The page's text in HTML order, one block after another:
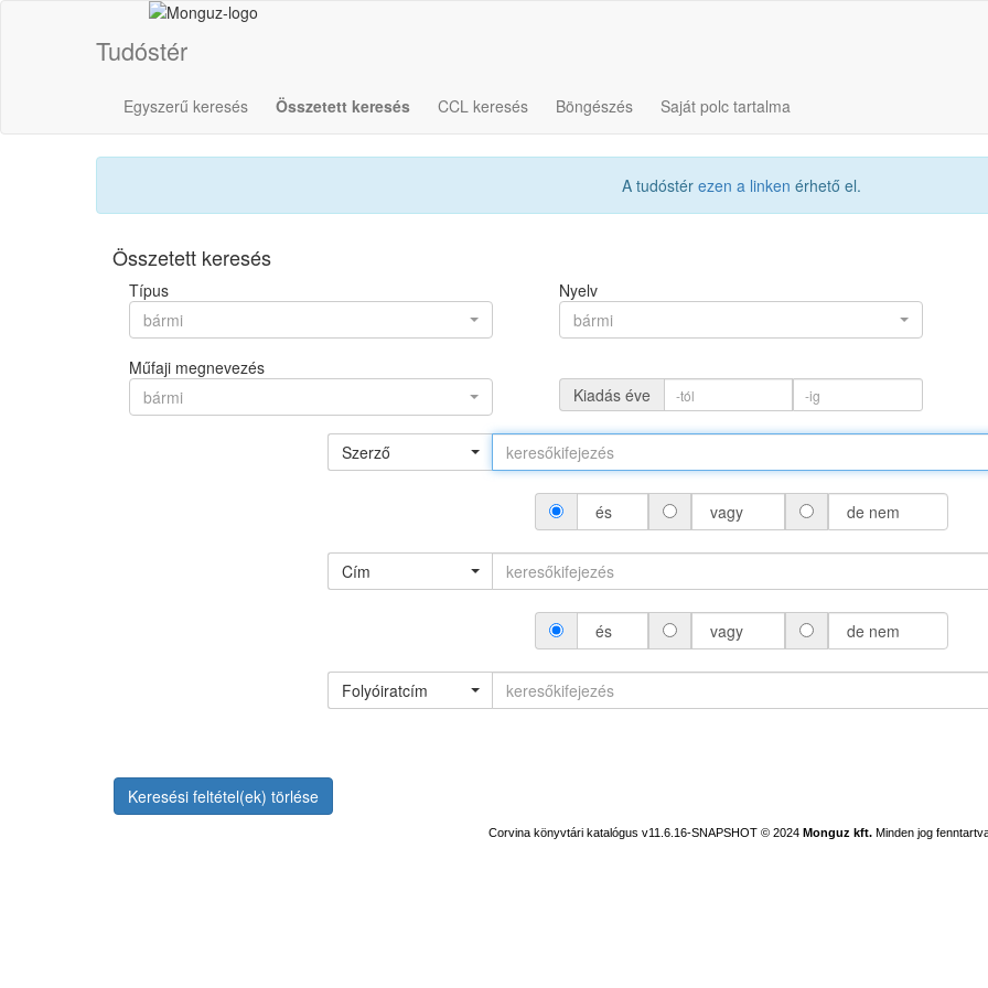
Tudóstér
Egyszerű keresés Összetett keresés CCL keresés Böngészés Saját polc tartalma
A tudóstér ezen a linken érhető el.
Összetett keresés
Típus
bármi
Nyelv
bármi
Műfaji megnevezés
bármi
Kiadás éve
Szerző
és vagy de nem
Cím
és vagy de nem
Folyóiratcím
Keresési feltétel(ek) törlése
Corvina könyvtári katalógus v11.6.16-SNAPSHOT © 2024 Monguz kft. Minden jog